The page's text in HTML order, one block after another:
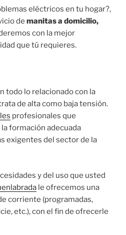
eléctricos en tu hogar?,
de manitas a domicilio,
con la mejor
que tú requieres.
todo lo relacionado con la
de alta como baja tensión.
profesionales que
formación adecuada
exigentes del sector de la
y del uso que usted
le ofrecemos una
corriente (programadas,
etc.), con el fin de ofrecerle